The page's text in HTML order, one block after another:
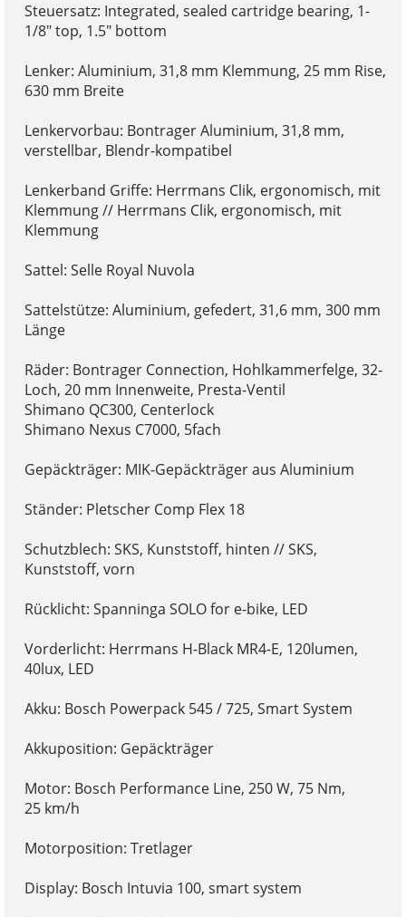
Steuersatz: Integrated, sealed cartridge bearing, 1-
1/8" top, 1.5" bottom
Lenker: Aluminium, 31,8 mm Klemmung, 25 mm Rise,
630 mm Breite
Lenkervorbau: Bontrager Aluminium, 31,8 mm,
verstellbar, Blendr-kompatibel
Lenkerband Griffe: Herrmans Clik, ergonomisch, mit
Klemmung // Herrmans Clik, ergonomisch, mit
Klemmung
Sattel: Selle Royal Nuvola
Sattelstütze: Aluminium, gefedert, 31,6 mm, 300 mm
Länge
Räder: Bontrager Connection, Hohlkammerfelge, 32-
Loch, 20 mm Innenweite, Presta-Ventil
Shimano QC300, Centerlock
Shimano Nexus C7000, 5fach
Gepäckträger: MIK-Gepäckträger aus Aluminium
Ständer: Pletscher Comp Flex 18
Schutzblech: SKS, Kunststoff, hinten // SKS,
Kunststoff, vorn
Rücklicht: Spanninga SOLO for e-bike, LED
Vorderlicht: Herrmans H-Black MR4-E, 120lumen,
40lux, LED
Akku: Bosch Powerpack 545 / 725, Smart System
Akkuposition: Gepäckträger
Motor: Bosch Performance Line, 250 W, 75 Nm,
25 km/h
Motorposition: Tretlager
Display: Bosch Intuvia 100, smart system